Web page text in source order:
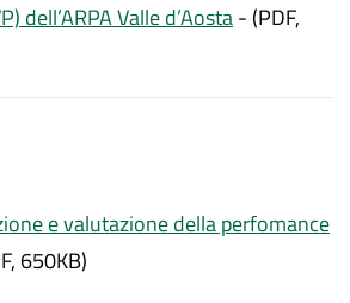
dell’ARPA Valle d’Aosta- (PDF,
e valutazione della perfomance
650KB)